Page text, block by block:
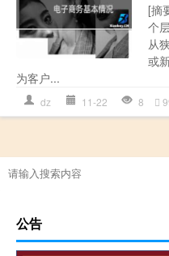
[摘
个
从
或
为客户...
dz 11-22 8
公告